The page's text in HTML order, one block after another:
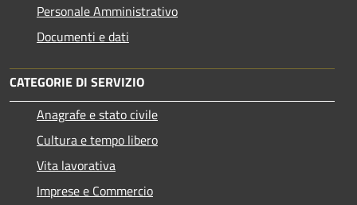
Personale Amministrativo
Documenti e dati
CATEGORIE DI SERVIZIO
Anagrafe e stato civile
Cultura e tempo libero
Vita lavorativa
Imprese e Commercio